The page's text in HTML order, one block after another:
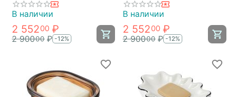
В наличии
2 55200 ₽
2 90000 ₽ -12%
В наличии
2 55200 ₽
2 90000 ₽ -12%